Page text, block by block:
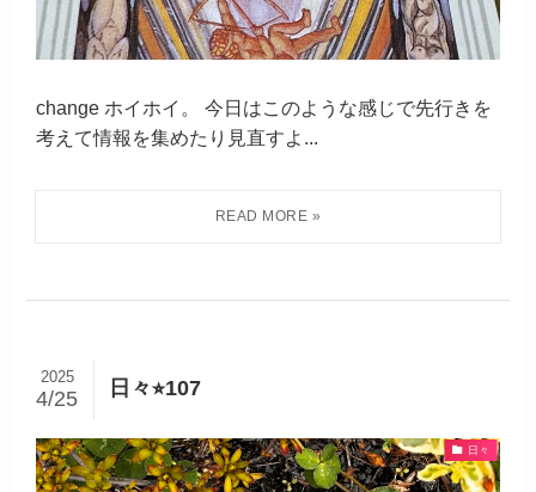
change ホイホイ。 今日はこのような感じで先行きを
考えて情報を集めたり見直すよ...
日々⭐︎107
2025
4/25
日々